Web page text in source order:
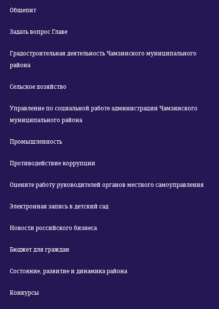
Общепит
Задать вопрос Главе
Градостроительная деятельность Чамзинского муниципального
района
Сельское хозяйство
Управление по социальной работе администрации Чамзинского
муниципального района
Промышленность
Противодействие коррупции
Оцените работу руководителей органов местного самоуправления
Электронная запись в детский сад
Новости российского бизнеса
Бюджет для граждан
Состояние, развитие и динамика района
Конкурсы